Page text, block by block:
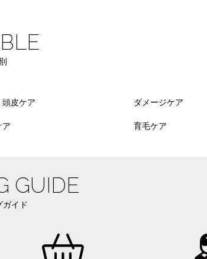
頭皮ケア ダメージケア
ア 育毛ケア
GUIDE
ガイド